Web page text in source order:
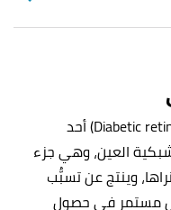
يعدُّ اعتلال الشبكيّة السُّكري (Diabetic retinopathy) أحد
العين، وهي جزء
وينتج عن تسبُّب
مستمر في حصول